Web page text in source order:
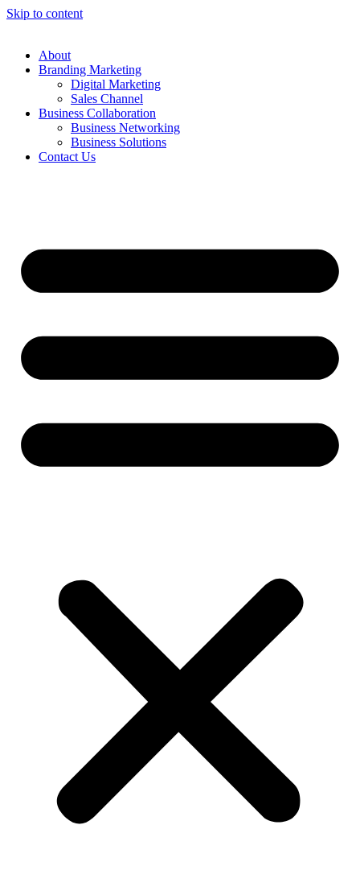
Skip to content
About
Branding Marketing
Digital Marketing
Sales Channel
Business Collaboration
Business Networking
Business Solutions
Contact Us